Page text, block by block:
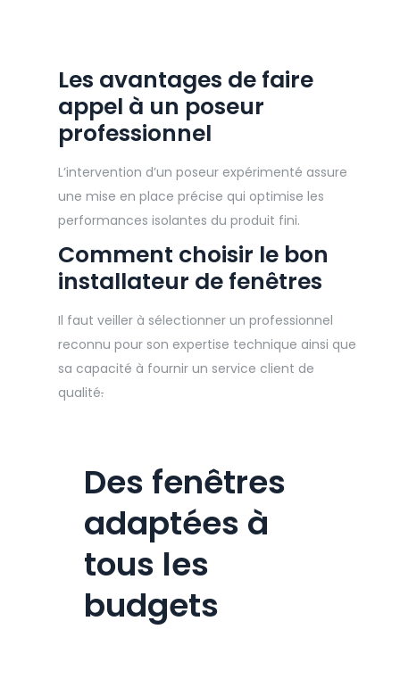
Les avantages de faire
appel à un poseur
professionnel
L’intervention d’un poseur expérimenté assure
une mise en place précise qui optimise les
performances isolantes du produit fini.
Comment choisir le bon
installateur de fenêtres
Il faut veiller à sélectionner un professionnel
reconnu pour son expertise technique ainsi que
sa capacité à fournir un service client de
qualité.
Des fenêtres
adaptées à
tous les
budgets